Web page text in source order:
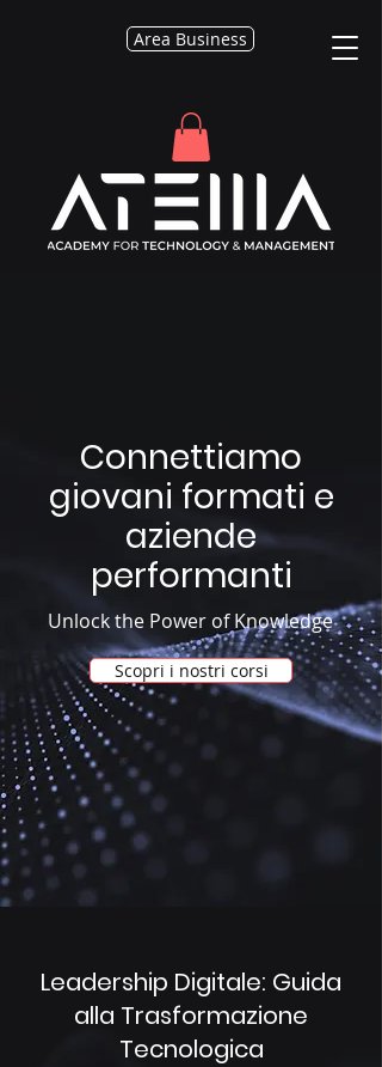
Area Business
Connettiamo
giovani formati e
aziende
performanti
Unlock the Power of Knowledge
Scopri i nostri corsi
Leadership Digitale: Guida
alla Trasformazione
Tecnologica